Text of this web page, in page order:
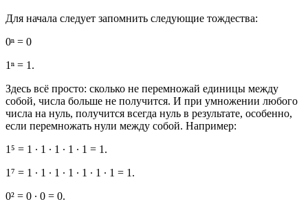
Для начала следует запомнить следующие тождества:
0ⁿ = 0
1ⁿ = 1.
Здесь всё просто: сколько не перемножай единицы между
собой, числа больше не получится. И при умножении любого
числа на нуль, получится всегда нуль в результате, особенно,
если перемножать нули между собой. Например:
1⁵ = 1 ∙ 1 ∙ 1 ∙ 1 ∙ 1 = 1.
1⁷ = 1 ∙ 1 ∙ 1 ∙ 1 ∙ 1 ∙ 1 ∙ 1 = 1.
0² = 0 ∙ 0 = 0.